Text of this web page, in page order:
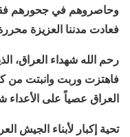
وحاصروهم في جحورهم
فعادت مدننا العزيزة
رحم الله شهداء العراق،
فاهتزت وربت وانبتت من
العراق عصياً على الأعداء
تحية إكبار لأبناء الجيش